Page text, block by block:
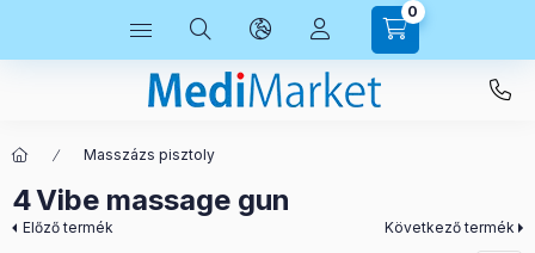
0
Masszázs pisztoly
4 Vibe massage gun
Előző termék Következő termék